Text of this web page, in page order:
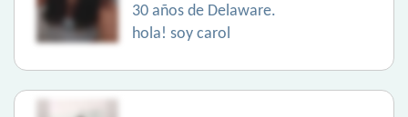
30 años de Delaware.
hola! soy carol